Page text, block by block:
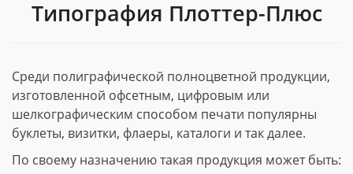
Типография Плоттер-Плюс
Среди полиграфической полноцветной продукции,
изготовленной офсетным, цифровым или
шелкографическим способом печати популярны
буклеты, визитки, флаеры, каталоги и так далее.
По своему назначению такая продукция может быть: